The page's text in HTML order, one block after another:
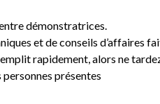
démonstratrices.
et de conseils d’affaires
rapidement, alors ne
présentes